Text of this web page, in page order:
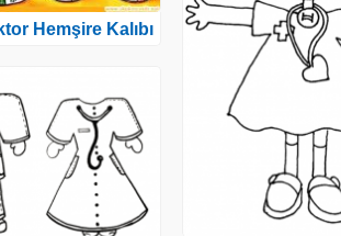
Hemşire Kalıbı